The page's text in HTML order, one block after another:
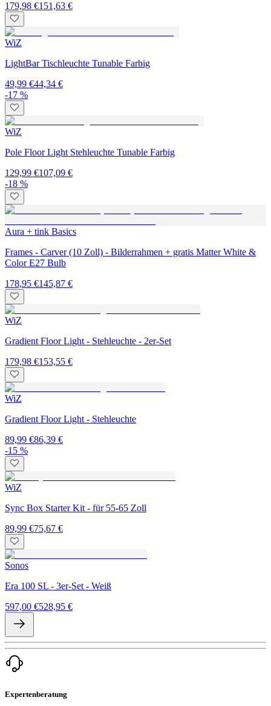
179,98 €151,63 €
WiZ
LightBar Tischleuchte Tunable Farbig
49,99 €44,34 €
-17 %
WiZ
Pole Floor Light Stehleuchte Tunable Farbig
129,99 €107,09 €
-18 %
Aura + tink Basics
Frames - Carver (10 Zoll) - Bilderrahmen + gratis Matter White &
Color E27 Bulb
178,95 €145,87 €
WiZ
Gradient Floor Light - Stehleuchte - 2er-Set
179,98 €153,55 €
WiZ
Gradient Floor Light - Stehleuchte
89,99 €86,39 €
-15 %
WiZ
Sync Box Starter Kit - für 55-65 Zoll
89,99 €75,67 €
Sonos
Era 100 SL - 3er-Set - Weiß
597,00 €528,95 €
Expertenberatung